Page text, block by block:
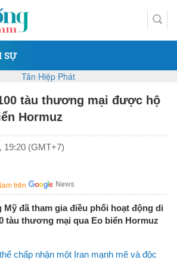
SỰ
tàu thương mại được hộ
Hormuz
19:20 (GMT+7)
trên
đã tham gia điều phối hoạt động di
tàu thương mại qua Eo biển Hormuz
chấp nhận một Iran mạnh mẽ và độc